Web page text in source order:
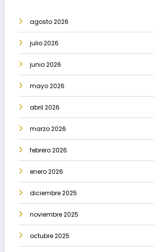
agosto 2026
julio 2026
junio 2026
mayo 2026
abril 2026
marzo 2026
febrero 2026
enero 2026
diciembre 2025
noviembre 2025
octubre 2025